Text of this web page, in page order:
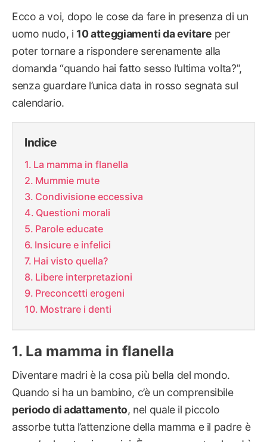
Ecco a voi, dopo le cose da fare in presenza di un
uomo nudo, i 10 atteggiamenti da evitare per
poter tornare a rispondere serenamente alla
domanda “quando hai fatto sesso l’ultima volta?”,
senza guardare l’unica data in rosso segnata sul
calendario.
Indice
La mamma in flanella
Mummie mute
Condivisione eccessiva
Questioni morali
Parole educate
Insicure e infelici
Hai visto quella?
Libere interpretazioni
Preconcetti erogeni
Mostrare i denti
La mamma in flanella
Diventare madri è la cosa più bella del mondo.
Quando si ha un bambino, c’è un comprensibile
periodo di adattamento, nel quale il piccolo
assorbe tutta l’attenzione della mamma e il padre è